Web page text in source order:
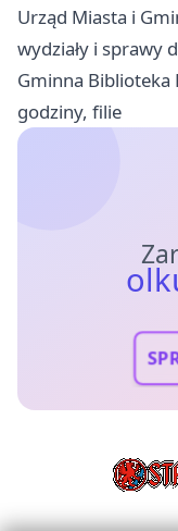
Urząd Miasta i
wydziały i sprawy
Gminna Biblioteka
godziny, filie